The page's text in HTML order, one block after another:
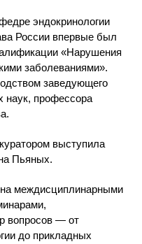
эндокринологии
России впервые был
«Нарушения
заболеваниями».
заведующего
наук, профессора
выступила
Пьяных.
междисциплинарными
вопросов — от
до прикладных